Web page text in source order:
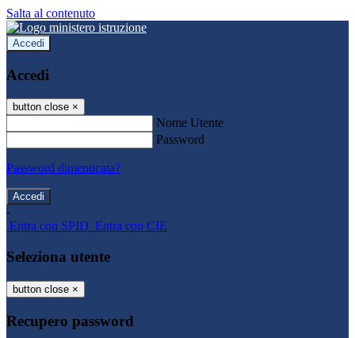
Salta al contenuto
Accedi
Accedi
button close ×
Nome Utente
Password
Password dimenticata?
-
Entra con SPID Entra con CIE
Seleziona utente
button close ×
Recupero password